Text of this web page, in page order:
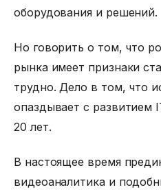
оборудования и решений.
Но говорить о том, что
рынка имеет признаки
трудно. Дело в том, что
опаздывает с развитием
20 лет.
В настоящее время
видеоаналитика и